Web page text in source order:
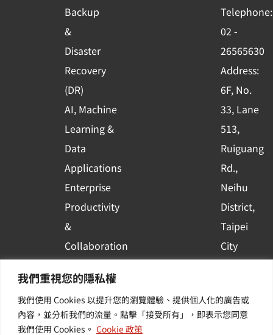
我們重視您的隱私權
我們使用 Cookies 以提升您的瀏覽體驗、提供個人化的廣告或
內容，並分析我們的流量。點擊「接受所有」，即表示您同意
我們使用 Cookies。 Cookie 政策
Backup
&
Disaster
Recovery
(DR)
AI, Machine
Learning &
Data
Applications
Enterprise
Productivity
&
Collaboration
Platform
Applications
Others /
o
o
k
-
s
q
u
a
r
e
b
e
d
i
n
Telephone:
02 -
26565630
Address:
6F, No.
33, Lane
513,
Ruiguang
Rd.,
Neihu
District,
Taipei
City
News | Get
the latest